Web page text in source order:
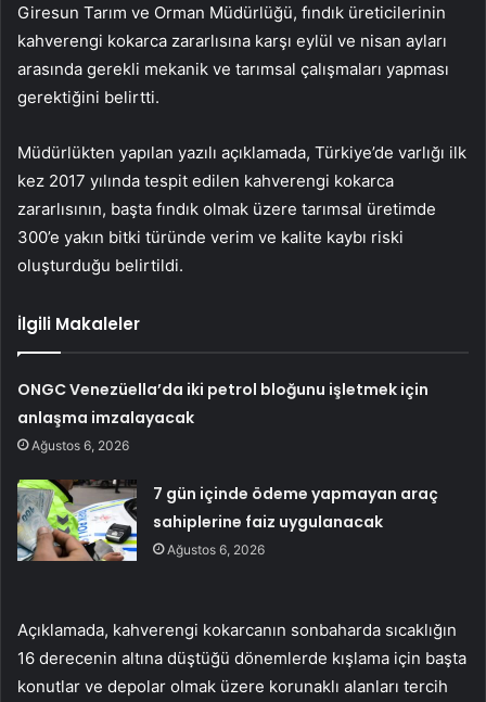
Giresun Tarım ve Orman Müdürlüğü, fındık üreticilerinin
kahverengi kokarca zararlısına karşı eylül ve nisan ayları
arasında gerekli mekanik ve tarımsal çalışmaları yapması
gerektiğini belirtti.
Müdürlükten yapılan yazılı açıklamada, Türkiye’de varlığı ilk
kez 2017 yılında tespit edilen kahverengi kokarca
zararlısının, başta fındık olmak üzere tarımsal üretimde
300’e yakın bitki türünde verim ve kalite kaybı riski
oluşturduğu belirtildi.
İlgili Makaleler
ONGC Venezüella’da iki petrol bloğunu işletmek için
anlaşma imzalayacak
Ağustos 6, 2026
7 gün içinde ödeme yapmayan araç
sahiplerine faiz uygulanacak
Ağustos 6, 2026
Açıklamada, kahverengi kokarcanın sonbaharda sıcaklığın
16 derecenin altına düştüğü dönemlerde kışlama için başta
konutlar ve depolar olmak üzere korunaklı alanları tercih